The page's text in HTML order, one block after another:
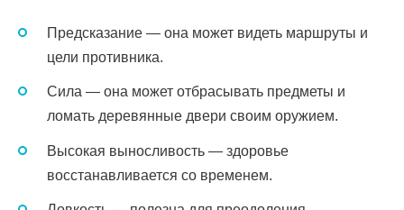
Предсказание — она может видеть маршруты и
цели противника.
Сила — она может отбрасывать предметы и
ломать деревянные двери своим оружием.
Высокая выносливость — здоровье
восстанавливается со временем.